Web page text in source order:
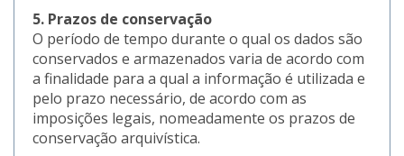
5. Prazos de conservação
O período de tempo durante o qual os dados são
conservados e armazenados varia de acordo com
a finalidade para a qual a informação é utilizada e
pelo prazo necessário, de acordo com as
imposições legais, nomeadamente os prazos de
conservação arquivística.